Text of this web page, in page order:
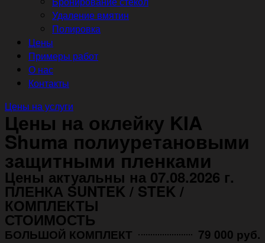
Удаление вмятин
Полировка
Цены
Примеры работ
О нас
Контакты
Цены на услуги
Цены на оклейку KIA
Shuma полиуретановыми
защитными пленками
Цены актуальны на 07.08.2026 г.
ПЛЕНКА SUNTEK / STEK /
КОМПЛЕКТЫ
СТОИМОСТЬ
БОЛЬШОЙ КОМПЛЕКТ 79 000 руб.